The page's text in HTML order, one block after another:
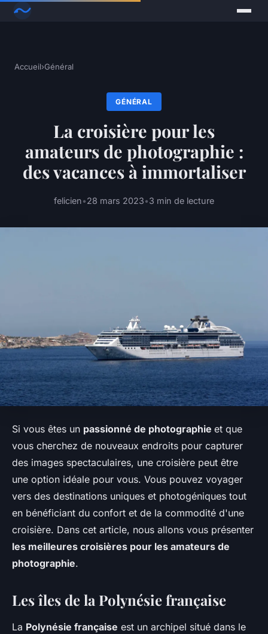
Accueil›Général
GÉNÉRAL
La croisière pour les
amateurs de photographie :
des vacances à immortaliser
felicien•28 mars 2023•3 min de lecture
Si vous êtes un passionné de photographie et que
vous cherchez de nouveaux endroits pour capturer
des images spectaculaires, une croisière peut être
une option idéale pour vous. Vous pouvez voyager
vers des destinations uniques et photogéniques tout
en bénéficiant du confort et de la commodité d'une
croisière. Dans cet article, nous allons vous présenter
les meilleures croisières pour les amateurs de
photographie.
Les îles de la Polynésie française
La Polynésie française est un archipel situé dans le